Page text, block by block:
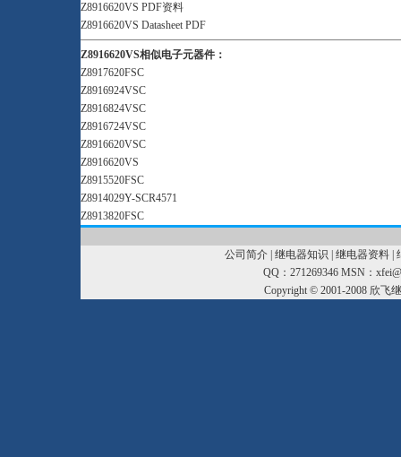
Z8916620VS PDF资料
Z8916620VS Datasheet PDF
Z8916620VS相似电子元器件：
Z8917620FSC
Z8916924VSC
Z8916824VSC
Z8916724VSC
Z8916620VSC
Z8916620VS
Z8915520FSC
Z8914029Y-SCR4571
Z8913820FSC
公司简介| 继电器知识 继电器资料|
QQ：271269346 MSN：
Copyright © 2001-2008 欣飞